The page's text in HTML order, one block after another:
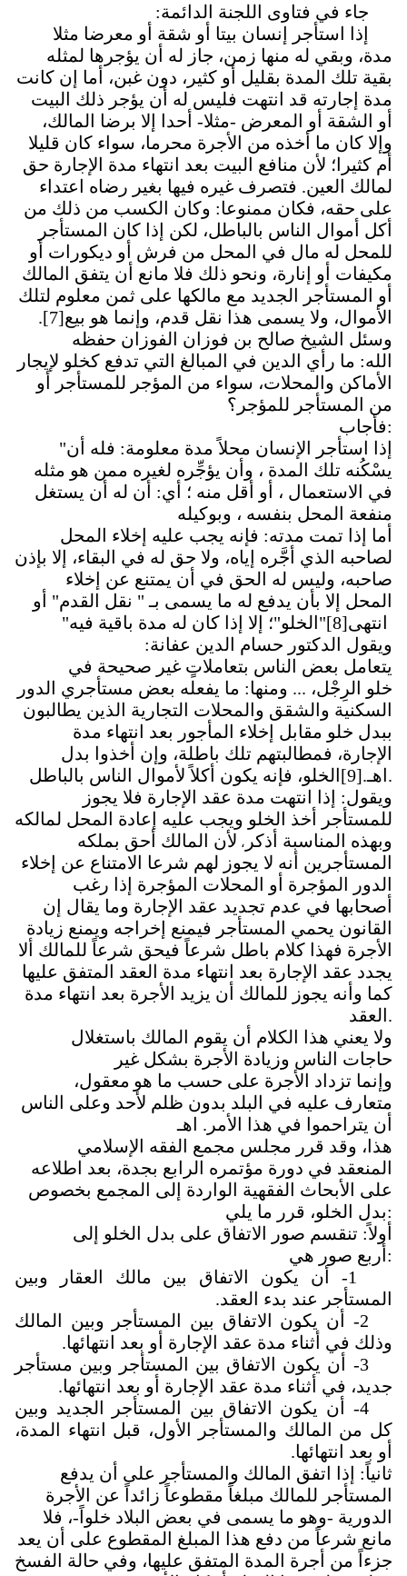
جاء في فتاوى اللجنة الدائمة:
إذا استأجر إنسان بيتا أو شقة أو معرضا مثلا
مدة، وبقي له منها زمن، جاز له أن يؤجرها لمثله
بقية تلك المدة بقليل أو كثير، دون غبن، أما إن كانت
مدة إجارته قد انتهت فليس له أن يؤجر ذلك البيت
أو الشقة أو المعرض -مثلا- أحدا إلا برضا المالك،
وإلا كان ما أخذه من الأجرة محرما، سواء كان قليلا
أم كثيرا؛ لأن منافع البيت بعد انتهاء مدة الإجارة حق
لمالك العين. فتصرف غيره فيها بغير رضاه اعتداء
على حقه، فكان ممنوعا: وكان الكسب من ذلك من
أكل أموال الناس بالباطل، لكن إذا كان المستأجر
للمحل له مال في المحل من فرش أو ديكورات أو
مكيفات أو إنارة، ونحو ذلك فلا مانع أن يتفق المالك
أو المستأجر الجديد مع مالكها على ثمن معلوم لتلك
الأموال، ولا يسمى هذا نقل قدم، وإنما هو بيع[7]
.
وسئل الشيخ صالح بن فوزان الفوزان حفظه
الله: ما رأي الدين في المبالغ التي تدفع كخلو لإيجار
الأماكن والمحلات، سواء من المؤجر للمستأجر أو
من المستأجر للمؤجر؟
فأجاب:
"إذا استأجر الإنسان محلاً مدة معلومة: فله أن
يسْكُنه تلك المدة ، وأن يؤجِّره لغيره ممن هو مثله
في الاستعمال ، أو أقل منه ؛ أي: أن له أن يستغل
منفعة المحل بنفسه ، وبوكيله
أما إذا تمت مدته: فإنه يجب عليه إخلاء المحل
لصاحبه الذي أجَّره إياه، ولا حق له في البقاء، إلا بإذن
صاحبه، وليس له الحق في أن يمتنع عن إخلاء
المحل إلا بأن يدفع له ما يسمى بـ " نقل القدم" أو
"الخلو"؛ إلا إذا كان له مدة باقية فيه"[8]انتهى
ويقول الدكتور حسام الدين عفانة:
يتعامل بعض الناس بتعاملاتٍ غير صحيحة في
خلو الرِجْل، ... ومنها: ما يفعله بعض مستأجري الدور
السكنية والشقق والمحلات التجارية الذين يطالبون
ببدل خلو مقابل إخلاء المأجور بعد انتهاء مدة
الإجارة، فمطالبتهم تلك باطلة، وإن أخذوا بدل
الخلو، فإنه يكون أكلاً لأموال الناس بالباطل [9].اهـ.
ويقول: إذا انتهت مدة عقد الإجارة فلا يجوز
للمستأجر أخذ الخلو ويجب عليه إعادة المحل لمالكه
لأن المالك أحق بملكه ، وبهذه المناسبة أذكر
المستأجرين أنه لا يجوز لهم شرعا الامتناع عن إخلاء
الدور المؤجرة أو المحلات المؤجرة إذا رغب
أصحابها في عدم تجديد عقد الإجارة وما يقال إن
القانون يحمي المستأجر فيمنع إخراجه ويمنع زيادة
الأجرة فهذا كلام باطل شرعاً فيحق شرعاً للمالك ألا
يجدد عقد الإجارة بعد انتهاء مدة العقد المتفق عليها
كما وأنه يجوز للمالك أن يزيد الأجرة بعد انتهاء مدة
العقد .
ولا يعني هذا الكلام أن يقوم المالك باستغلال
حاجات الناس وزيادة الأجرة بشكل غير
معقول، وإنما تزداد الأجرة على حسب ما هو
متعارف عليه في البلد بدون ظلم لأحد وعلى الناس
أن يتراحموا في هذا الأمر. اهـ
هذا، وقد قرر مجلس مجمع الفقه الإسلامي
المنعقد في دورة مؤتمره الرابع بجدة، بعد اطلاعه
على الأبحاث الفقهية الواردة إلى المجمع بخصوص
بدل الخلو، قرر ما يلي:
أولاً: تنقسم صور الاتفاق على بدل الخلو إلى
أربع صور هي :
1- أن يكون الاتفاق بين مالك العقار وبين
المستأجر عند بدء العقد.
2- أن يكون الاتفاق بين المستأجر وبين المالك
وذلك في أثناء مدة عقد الإجارة أو بعد انتهائها.
3- أن يكون الاتفاق بين المستأجر وبين مستأجر
جديد، في أثناء مدة عقد الإجارة أو بعد انتهائها.
4- أن يكون الاتفاق بين المستأجر الجديد وبين
كل من المالك والمستأجر الأول، قبل انتهاء المدة،
أو بعد انتهائها.
ثانياً: إذا اتفق المالك والمستأجر على أن يدفع
المستأجر للمالك مبلغاً مقطوعاً زائداً عن الأجرة
الدورية -وهو ما يسمى في بعض البلاد خلواً-، فلا
مانع شرعاً من دفع هذا المبلغ المقطوع على أن يعد
جزءاً من أجرة المدة المتفق عليها، وفي حالة الفسخ